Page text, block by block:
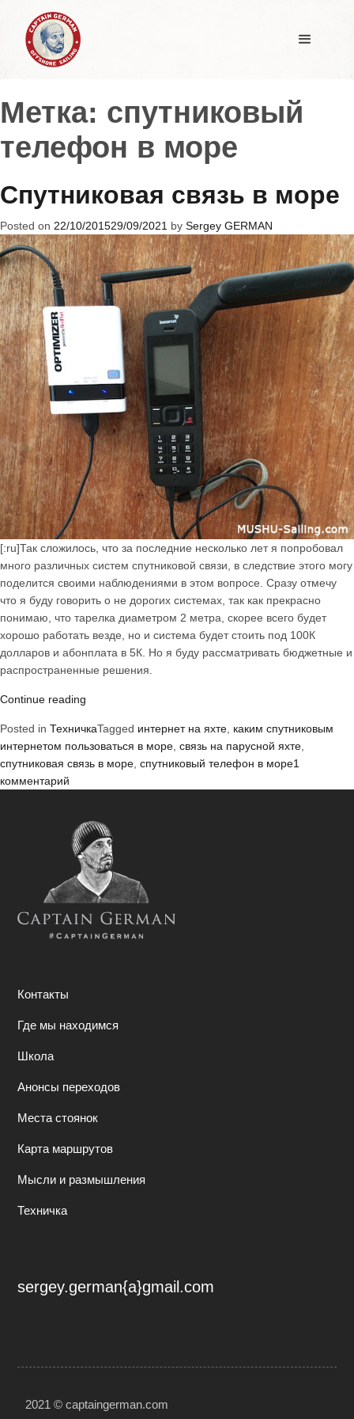
Метка: спутниковый
телефон в море
Спутниковая связь в море
Posted on 22/10/201529/09/2021 by Sergey GERMAN
[:ru]Так сложилось, что за последние несколько лет я попробовал
много различных систем спутниковой связи, в следствие этого могу
поделится своими наблюдениями в этом вопросе. Сразу отмечу
что я буду говорить о не дорогих системах, так как прекрасно
понимаю, что тарелка диаметром 2 метра, скорее всего будет
хорошо работать везде, но и система будет стоить под 100К
долларов и абонплата в 5К. Но я буду рассматривать бюджетные и
распространенные решения.
Continue reading
в
море»
Posted in ТехничкаTagged интернет на яхте каким спутниковым
интернетом пользоваться в море связь на парусной яхте
спутниковая связь в море спутниковый телефон в море1
комментарий
связь
в
море
Контакты
Где мы находимся
Школа
Анонсы переходов
Места стоянок
Карта маршрутов
Мысли и размышления
Техничка
sergey.german{a}gmail.com
2021 © captaingerman.com